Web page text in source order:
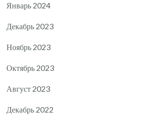
Январь 2024
Декабрь 2023
Ноябрь 2023
Октябрь 2023
Август 2023
Декабрь 2022